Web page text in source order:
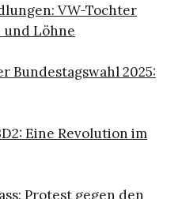
VW-Tochter
Löhne
Bundestagswahl 2025:
Eine Revolution im
Protest gegen den